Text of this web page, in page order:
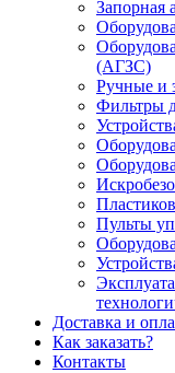
Запорная
(АГЗС)
Ручные и
Фильтры
Пульты
Доставка и
Как заказать?
Контакты